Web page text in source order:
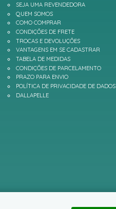
SEJA UMA REVENDEDORA
QUEM SOMOS
COMO COMPRAR
CONDIÇÕES DE FRETE
TROCAS E DEVOLUÇÕES
VANTAGENS EM SE CADASTRAR
TABELA DE MEDIDAS
CONDIÇÕES DE PARCELAMENTO
PRAZO PARA ENVIO
POLÍTICA DE PRIVACIDADE DE DADOS
DALLAPELLE